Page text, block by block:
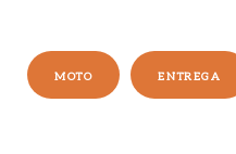
MOTO ENTREGA